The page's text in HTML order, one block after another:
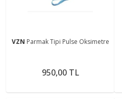
VZN Parmak Tipi Pulse Oksimetre
950,00 TL